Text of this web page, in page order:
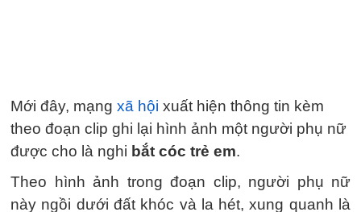
Mới đây, mạng xã hội xuất hiện thông tin kèm
theo đoạn clip ghi lại hình ảnh một người phụ nữ
được cho là nghi bắt cóc trẻ em.
Theo hình ảnh trong đoạn clip, người phụ nữ
này ngồi dưới đất khóc và la hét, xung quanh là